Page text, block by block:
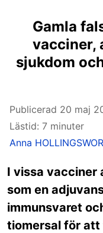
Gamla
vacciner,
sjukdom
Publicerad 20 maj
Lästid: 7 minuter
Anna
I vissa vacciner
som en
immunsvaret
tiomersal för